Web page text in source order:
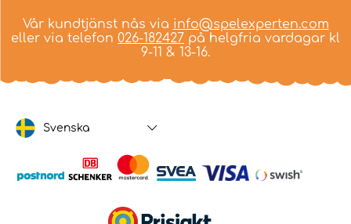
Vår kundtjänst nås via info@spelexperten.com
eller via telefon 026-182427 på helgfria vardagar kl
9-11 & 13-16.
Svenska